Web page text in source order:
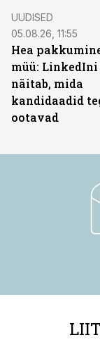
UUDISED
05.08.26, 11:55
Hea
müü:
näitab, mida
kandidaadid
ootavad